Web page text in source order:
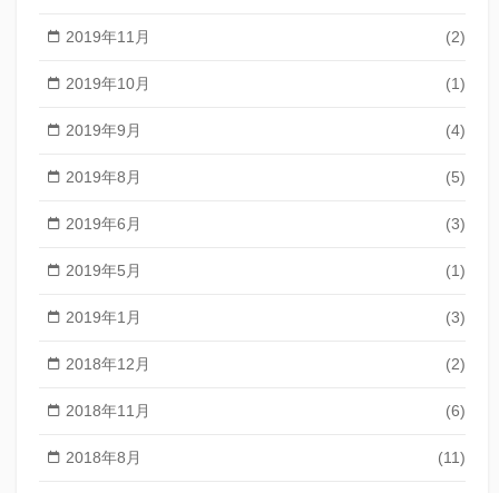
2019年11月 (2)
2019年10月 (1)
2019年9月 (4)
2019年8月 (5)
2019年6月 (3)
2019年5月 (1)
2019年1月 (3)
2018年12月 (2)
2018年11月 (6)
2018年8月 (11)